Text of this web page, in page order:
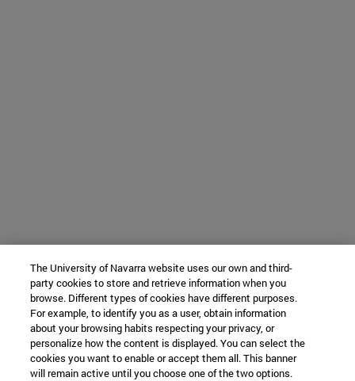
The University of Navarra website uses our own and third-
party cookies to store and retrieve information when you
browse. Different types of cookies have different purposes.
For example, to identify you as a user, obtain information
about your browsing habits respecting your privacy, or
personalize how the content is displayed. You can select the
cookies you want to enable or accept them all. This banner
will remain active until you choose one of the two options.